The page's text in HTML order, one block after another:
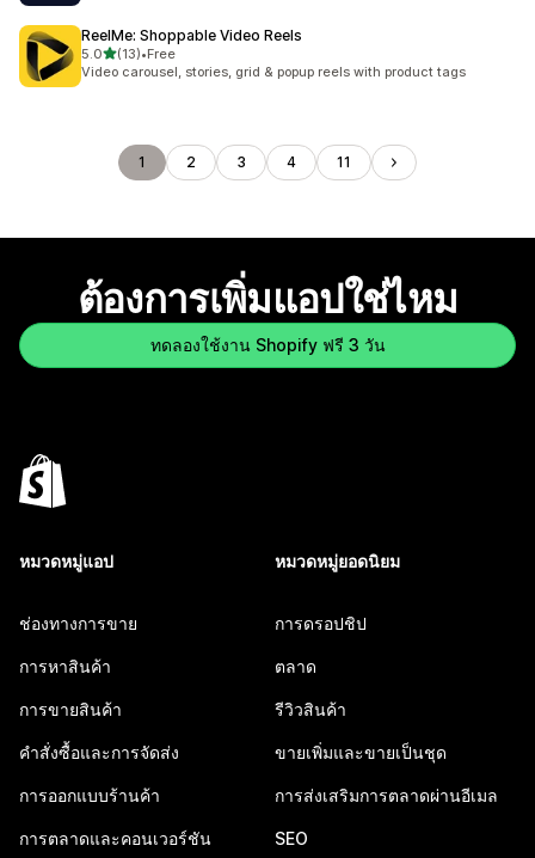
ReelMe: Shoppable Video Reels
5.0เต็ม 5 ดาว
(13)
ทั้งหมด 13 รีวิว
•Free
Video carousel, stories, grid & popup reels with product tags
1 2 3 4 11
ต้องการเพิ่มแอปใช่ไหม
ทดลองใช้งาน Shopify ฟรี 3 วัน
หมวดหมู่แอป
ช่องทางการขาย
การหาสินค้า
การขายสินค้า
คำสั่งซื้อและการจัดส่ง
การออกแบบร้านค้า
การตลาดและคอนเวอร์ชัน
หมวดหมู่ยอดนิยม
การดรอปชิป
ตลาด
รีวิวสินค้า
ขายเพิ่มและขายเป็นชุด
การส่งเสริมการตลาดผ่านอีเมล
SEO